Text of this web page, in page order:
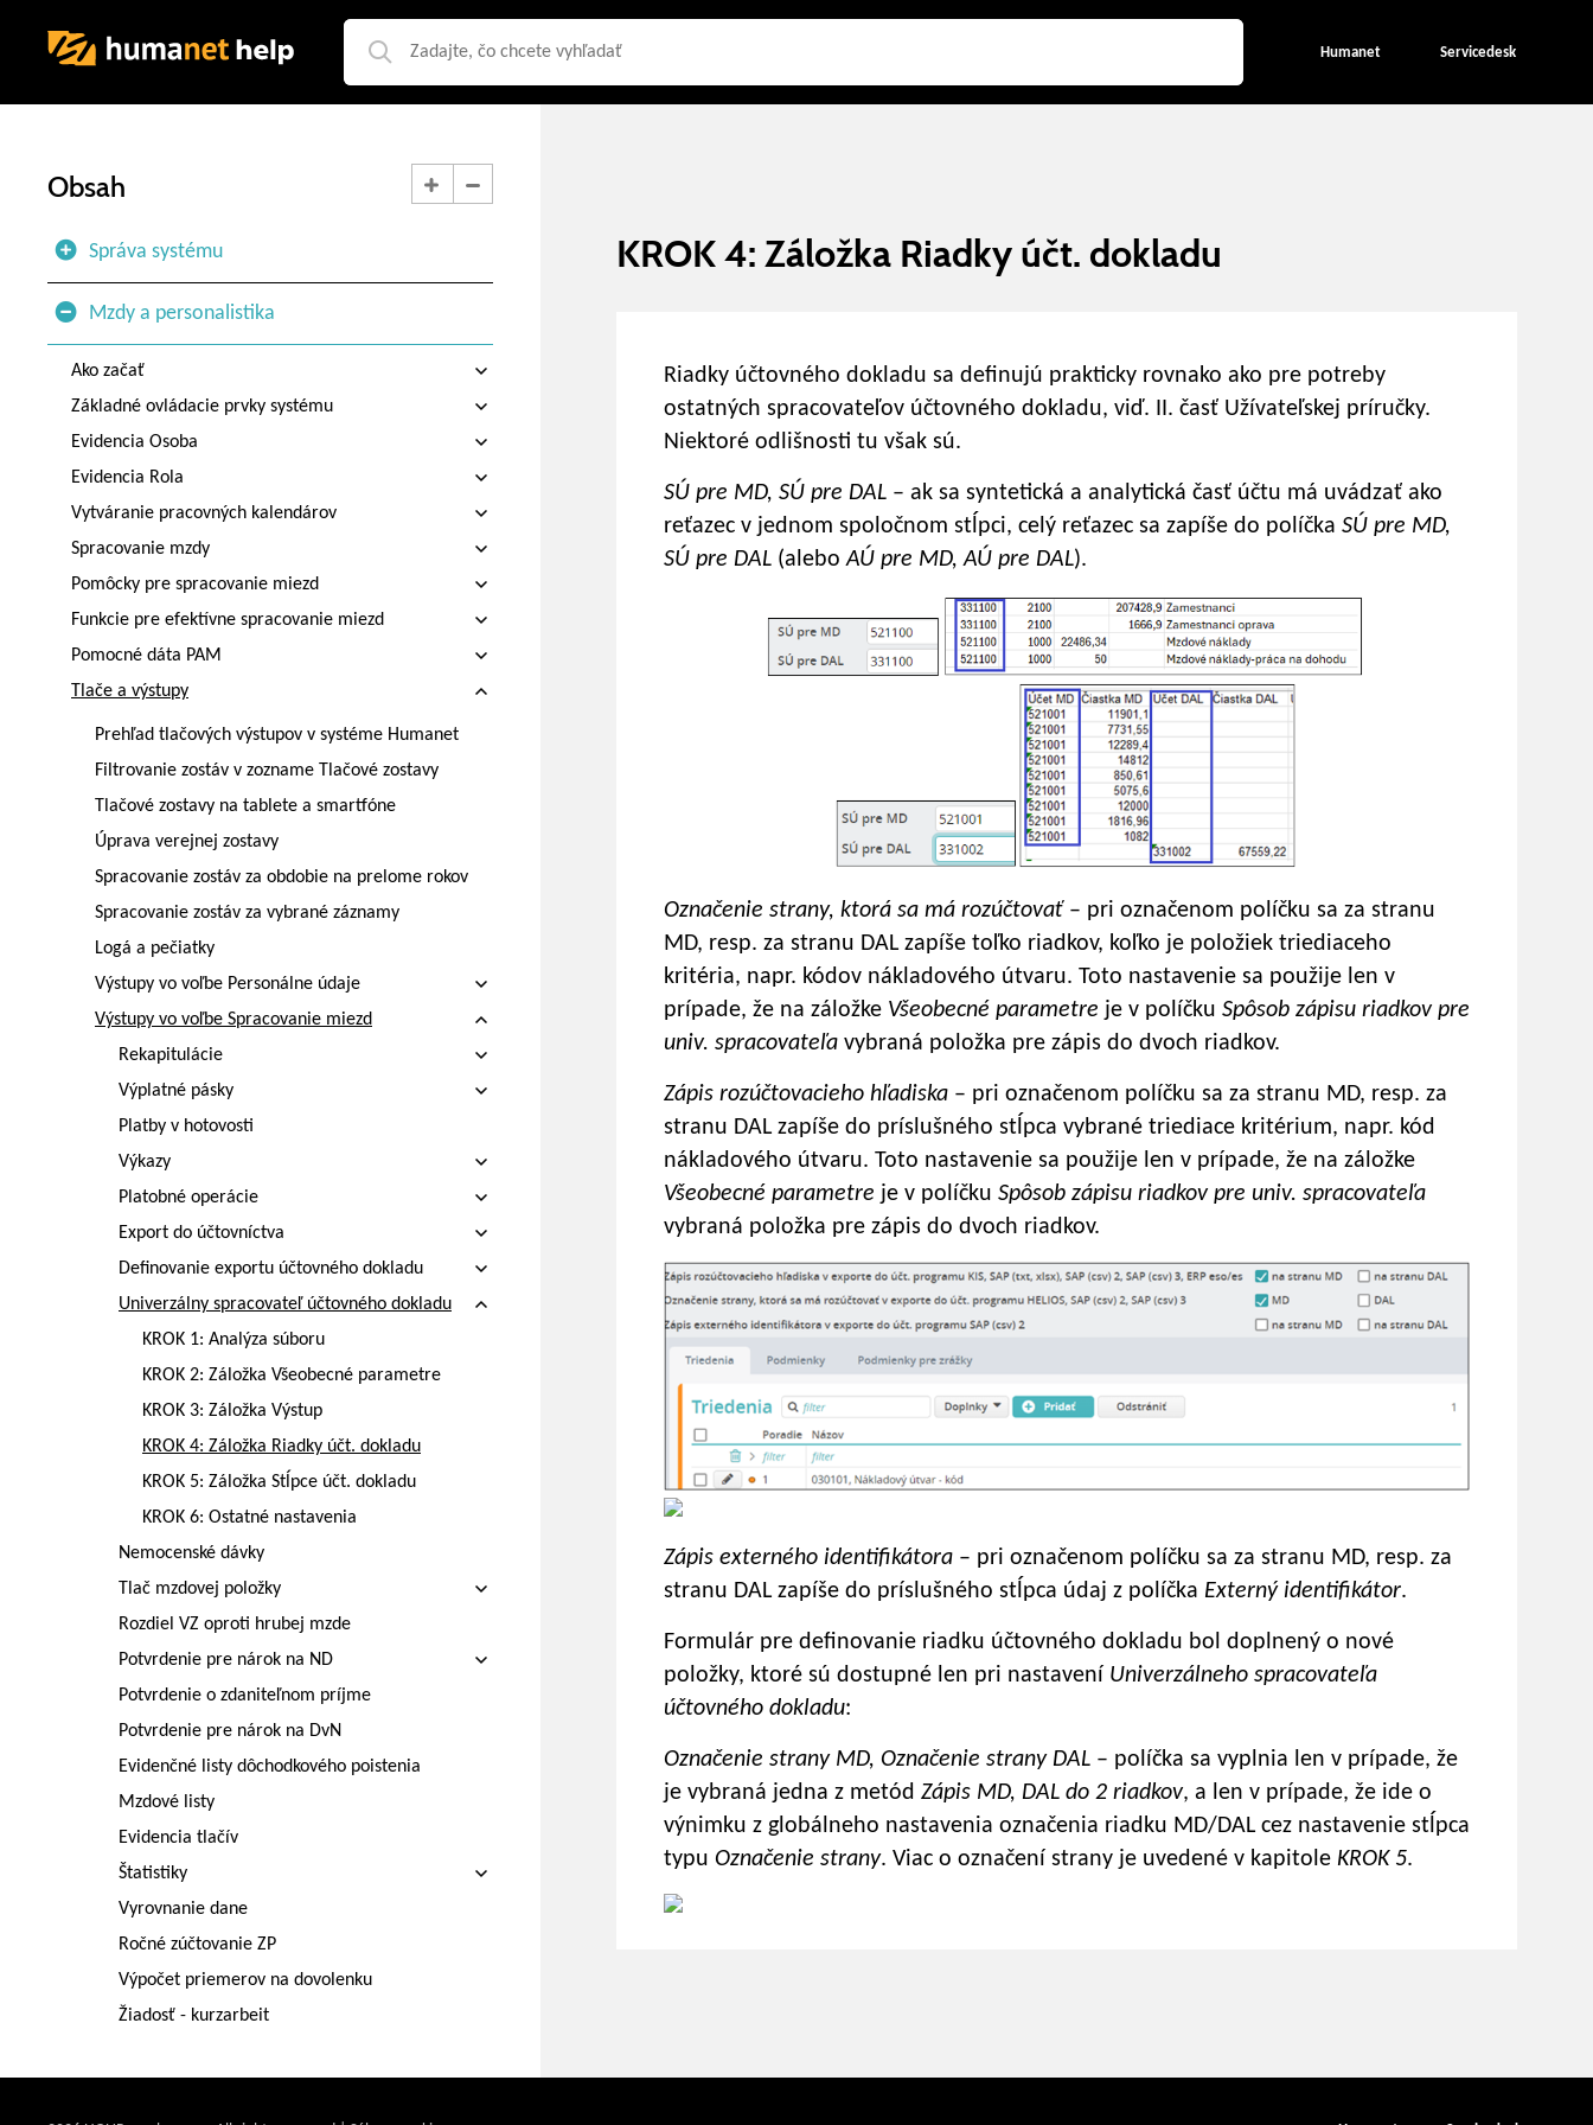
Humanet Servicedesk
Obsah
Správa systému
Mzdy a personalistika
Ako začať
Základné ovládacie prvky systému
Evidencia Osoba
Evidencia Rola
Vytváranie pracovných kalendárov
Spracovanie mzdy
Pomôcky pre spracovanie miezd
Funkcie pre efektívne spracovanie miezd
Pomocné dáta PAM
Tlače a výstupy
Prehľad tlačových výstupov v systéme Humanet
Filtrovanie zostáv v zozname Tlačové zostavy
Tlačové zostavy na tablete a smartfóne
Úprava verejnej zostavy
Spracovanie zostáv za obdobie na prelome rokov
Spracovanie zostáv za vybrané záznamy
Logá a pečiatky
Výstupy vo voľbe Personálne údaje
Výstupy vo voľbe Spracovanie miezd
Rekapitulácie
Výplatné pásky
Platby v hotovosti
Výkazy
Platobné operácie
Export do účtovníctva
Definovanie exportu účtovného dokladu
Univerzálny spracovateľ účtovného dokladu
KROK 1: Analýza súboru
KROK 2: Záložka Všeobecné parametre
KROK 3: Záložka Výstup
KROK 4: Záložka Riadky účt. dokladu
KROK 5: Záložka Stĺpce účt. dokladu
KROK 6: Ostatné nastavenia
Nemocenské dávky
Tlač mzdovej položky
Rozdiel VZ oproti hrubej mzde
Potvrdenie pre nárok na ND
Potvrdenie o zdaniteľnom príjme
Potvrdenie pre nárok na DvN
Evidenčné listy dôchodkového poistenia
Mzdové listy
Evidencia tlačív
Štatistiky
Vyrovnanie dane
Ročné zúčtovanie ZP
Výpočet priemerov na dovolenku
Žiadosť - kurzarbeit
KROK 4: Záložka Riadky účt. dokladu
Riadky účtovného dokladu sa definujú prakticky rovnako ako pre potreby
ostatných spracovateľov účtovného dokladu, viď. II. časť Užívateľskej príručky.
Niektoré odlišnosti tu však sú.
SÚ pre MD, SÚ pre DAL – ak sa syntetická a analytická časť účtu má uvádzať ako
reťazec v jednom spoločnom stĺpci, celý reťazec sa zapíše do políčka SÚ pre MD,
SÚ pre DAL (aleboAÚ pre MD, AÚ pre DAL).
Označenie strany, ktorá sa má rozúčtovať – pri označenom políčku sa za stranu
MD, resp. za stranu DAL zapíše toľko riadkov, koľko je položiek triediaceho
kritéria, napr. kódov nákladového útvaru. Toto nastavenie sa použije len v
prípade, že na záložke Všeobecné parametre je v políčku Spôsob zápisu riadkov pre
univ. spracovateľa vybraná položka pre zápis do dvoch riadkov.
Zápis rozúčtovacieho hľadiska – pri označenom políčku sa za stranu MD, resp. za
stranu DAL zapíše do príslušného stĺpca vybrané triediace kritérium, napr. kód
nákladového útvaru. Toto nastavenie sa použije len v prípade, že na záložke
Všeobecné parametre je v políčku Spôsob zápisu riadkov pre univ. spracovateľa
vybraná položka pre zápis do dvoch riadkov.
Zápis externého identifikátora – pri označenom políčku sa za stranu MD, resp. za
stranu DAL zapíše do príslušného stĺpca údaj z políčka Externý identifikátor.
Formulár pre definovanie riadku účtovného dokladu bol doplnený o nové
položky, ktoré sú dostupné len pri nastavení Univerzálneho spracovateľa
účtovného dokladu:
Označenie strany MD, Označenie strany DAL – políčka sa vyplnia len v prípade, že
je vybraná jedna z metód Zápis MD, DAL do 2 riadkov, a len v prípade, že ide o
výnimku z globálneho nastavenia označenia riadku MD/DAL cez nastavenie stĺpca
typu Označenie strany. Viac o označení strany je uvedené v kapitole KROK 5.